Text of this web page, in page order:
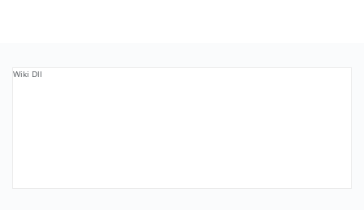
Wiki Dll